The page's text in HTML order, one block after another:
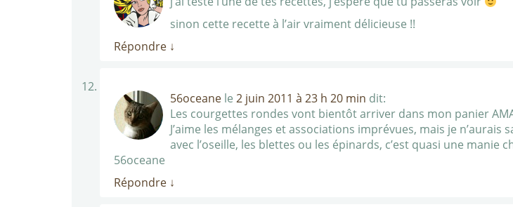
sinon cette recette à l’air vraiment délicieuse !!
Répondre ↓
56oceane le 2 juin 2011 à 23 h 20 min dit:
Les courgettes rondes vont bientôt arriver dans mon panier
J’aime les mélanges et associations imprévues, mais je
avec l’oseille, les blettes ou les épinards, c’est quasi une manie
56oceane
Répondre ↓